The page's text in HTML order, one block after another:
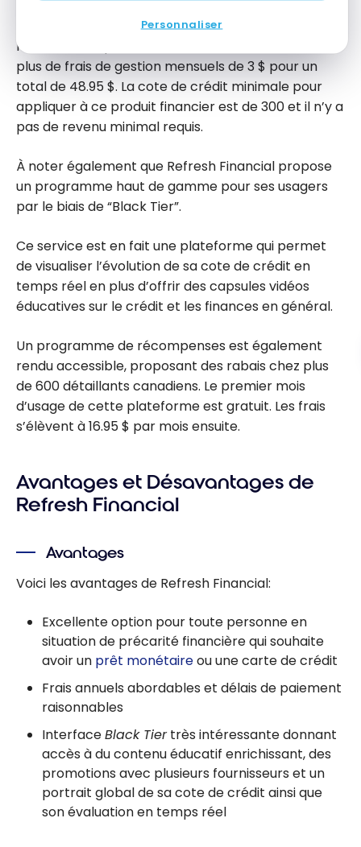
Personnaliser
La carte de crédit Visa avec garantie de Refresh
Financial comporte des frais annuels de 12,95 $ en
plus de frais de gestion mensuels de 3 $ pour un
total de 48.95 $. La cote de crédit minimale pour
appliquer à ce produit financier est de 300 et il n’y a
pas de revenu minimal requis.
À noter également que Refresh Financial propose
un programme haut de gamme pour ses usagers
par le biais de “Black Tier”.
Ce service est en fait une plateforme qui permet
de visualiser l’évolution de sa cote de crédit en
temps réel en plus d’offrir des capsules vidéos
éducatives sur le crédit et les finances en général.
Un programme de récompenses est également
rendu accessible, proposant des rabais chez plus
de 600 détaillants canadiens. Le premier mois
d’usage de cette plateforme est gratuit. Les frais
s’élèvent à 16.95 $ par mois ensuite.
Avantages et Désavantages de
Refresh Financial
Avantages
Voici les avantages de Refresh Financial:
Excellente option pour toute personne en
situation de précarité financière qui souhaite
avoir un prêt monétaireou une carte de crédit
Frais annuels abordables et délais de paiement
raisonnables
InterfaceBlack Tiertrès intéressante donnant
accès à du contenu éducatif enrichissant, des
promotions avec plusieurs fournisseurs et un
portrait global de sa cote de crédit ainsi que
son évaluation en temps réel